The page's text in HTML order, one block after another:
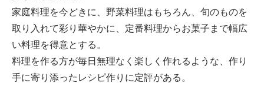
家庭料理を今どきに、野菜料理はもちろん、旬のものを
取り入れて彩り華やかに、定番料理からお菓子まで幅広
い料理を得意とする。
料理を作る方が毎日無理なく楽しく作れるような、作り
手に寄り添ったレシピ作りに定評がある。